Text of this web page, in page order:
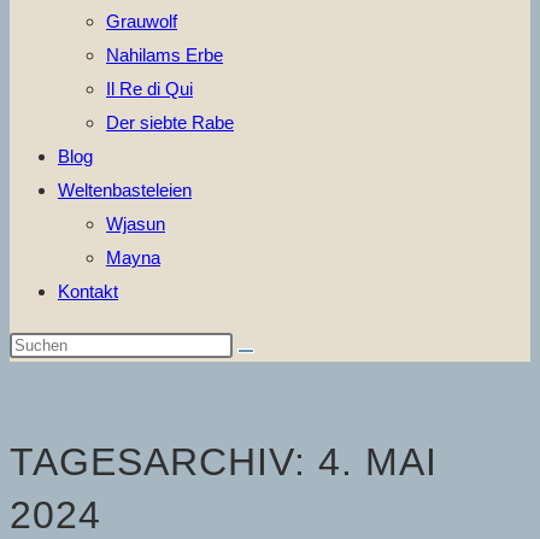
Grauwolf
Nahilams Erbe
Il Re di Qui
Der siebte Rabe
Blog
Weltenbasteleien
Wjasun
Mayna
Kontakt
Diese
TAGESARCHIV: 4. MAI
2024